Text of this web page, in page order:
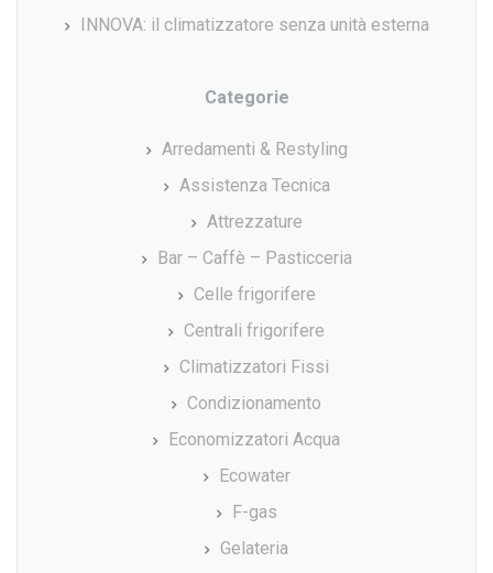
INNOVA: il climatizzatore senza unità esterna
Categorie
Arredamenti & Restyling
Assistenza Tecnica
Attrezzature
Bar – Caffè – Pasticceria
Celle frigorifere
Centrali frigorifere
Climatizzatori Fissi
Condizionamento
Economizzatori Acqua
Ecowater
F-gas
Gelateria